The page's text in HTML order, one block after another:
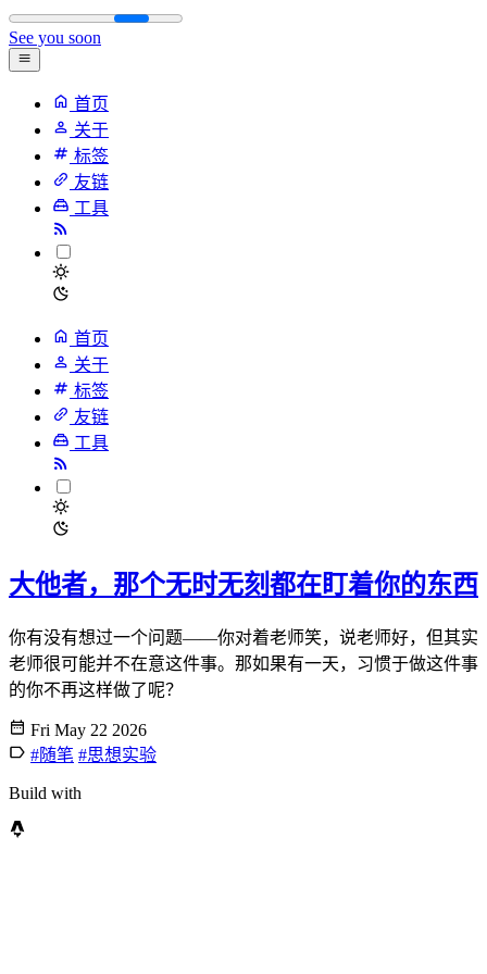
See you soon
首页
关于
标签
友链
工具
首页
关于
标签
友链
工具
大他者，那个无时无刻都在盯着你的东西
你有没有想过一个问题——你对着老师笑，说老师好，但其实
老师很可能并不在意这件事。那如果有一天，习惯于做这件事
的你不再这样做了呢？
Fri May 22 2026
#随笔 #思想实验
Build with